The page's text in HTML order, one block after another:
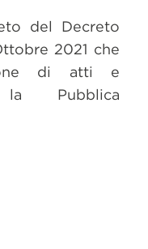
del Decreto
2021 che
di atti e
Pubblica